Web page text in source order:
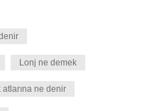
Lonj ne demek
atlarına ne denir